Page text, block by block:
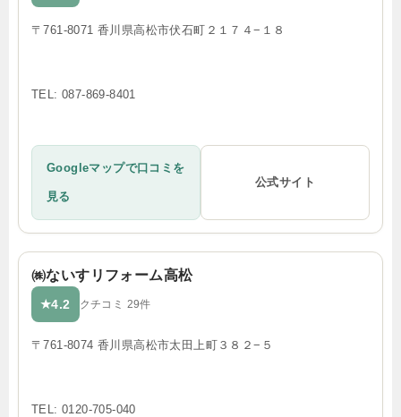
〒761-8071 香川県高松市伏石町２１７４−１８
TEL: 087-869-8401
Googleマップで口コミを
見る
公式サイト
㈱ないすリフォーム高松
★4.2 クチコミ 29件
〒761-8074 香川県高松市太田上町３８２−５
TEL: 0120-705-040